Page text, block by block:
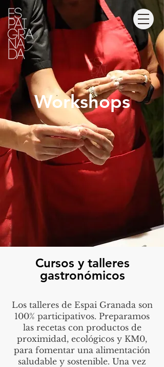
Workshops
Cursos y talleres
gastronómicos
Los talleres de Espai Granada son
100% participativos. Preparamos
las recetas con productos de
proximidad, ecológicos y KM0,
para fomentar una alimentación
saludable y sostenible. Una vez